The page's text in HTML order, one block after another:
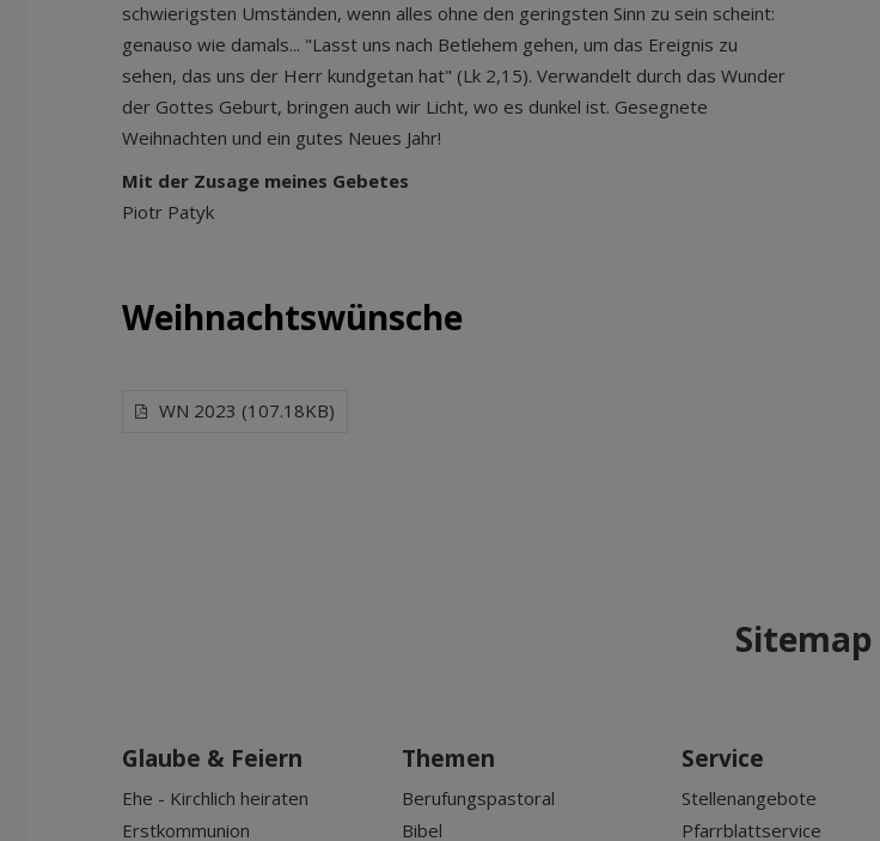
schwierigsten Umständen, wenn alles ohne den geringsten Sinn zu sein scheint:
genauso wie damals... "Lasst uns nach Betlehem gehen, um das Ereignis zu
sehen, das uns der Herr kundgetan hat" (Lk 2,15). Verwandelt durch das Wunder
der Gottes Geburt, bringen auch wir Licht, wo es dunkel ist. Gesegnete
Weihnachten und ein gutes Neues Jahr!
Mit der Zusage meines Gebetes
Piotr Patyk
Weihnachtswünsche
WN 2023 (107.18KB)
Sitemap
Glaube & Feiern
Ehe - Kirchlich heiraten
Erstkommunion
Themen
Berufungspastoral
Bibel
Service
Stellenangebote
Pfarrblattservice